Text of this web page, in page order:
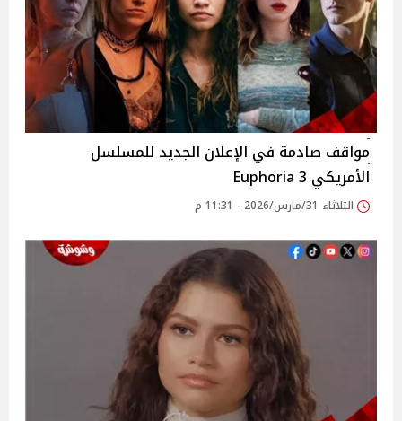
مواقف صادمة في الإعلان الجديد للمسلسل
الأمريكي 3 Euphoria
الثلاثاء 31/مارس/2026 - 11:31 م